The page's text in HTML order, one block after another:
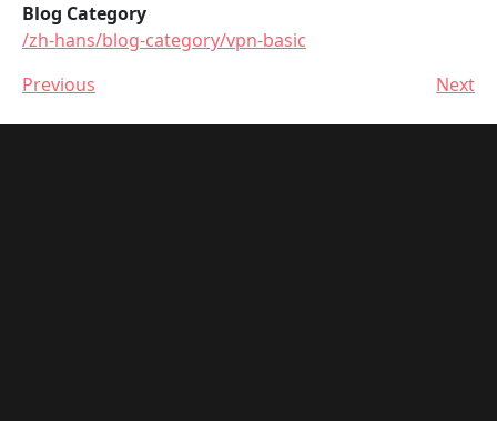
Blog Category
/zh-hans/blog-category/vpn-basic
Previous
Next